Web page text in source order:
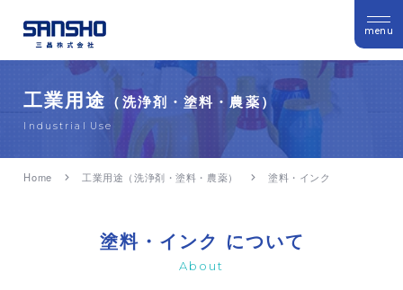
menu
工業用途 （洗浄剤・塗料・農薬）
Industrial Use
Home 工業用途（洗浄剤・塗料・農薬） 塗料・インク
塗料・インク について
About